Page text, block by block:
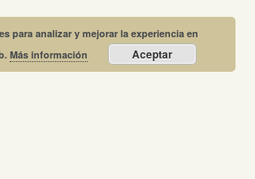
para analizar y mejorar la experiencia en
Más información Aceptar